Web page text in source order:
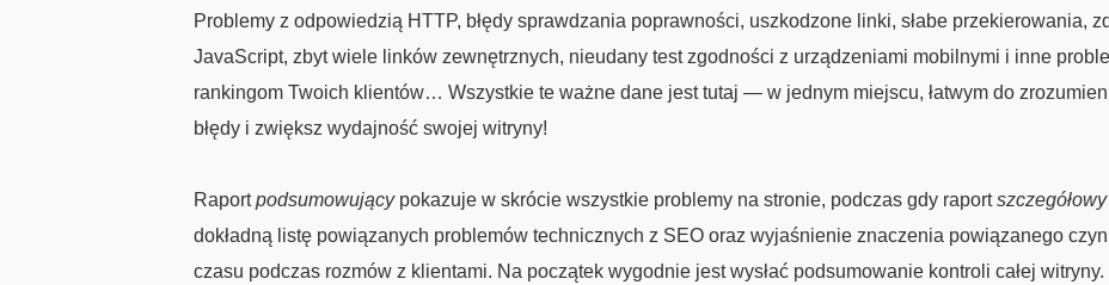
Problemy z odpowiedzią HTTP, błędy sprawdzania poprawności, uszkodzone linki, słabe przekierowania,
JavaScript, zbyt wiele linków zewnętrznych, nieudany test zgodności z urządzeniami mobilnymi i inne
rankingom Twoich klientów… Wszystkie te ważne dane jest tutaj — w jednym miejscu, łatwym do
błędy i zwiększ wydajność swojej witryny!
Raportpodsumowującypokazuje w skrócie wszystkie problemy na stronie, podczas gdy raportszczegółowy
dokładną listę powiązanych problemów technicznych z SEO oraz wyjaśnienie znaczenia powiązanego
czasu podczas rozmów z klientami. Na początek wygodnie jest wysłać podsumowanie kontroli całej